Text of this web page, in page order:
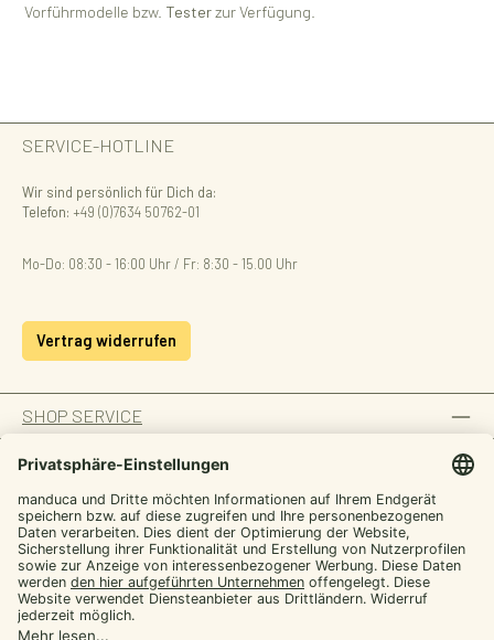
Vorführmodelle bzw. Testerzur Verfügung.
SERVICE-HOTLINE
Wir sind persönlich für Dich da:
Telefon: +49 (0)7634 50762-01
Mo-Do: 08:30 - 16:00 Uhr / Fr: 8:30 - 15.00 Uhr
Vertrag widerrufen
SHOP SERVICE
INFORMATION
ZAHLUNGSARTEN
SICHER EINKAUFEN
UNSERE COMMUNITIES
Von manduca,
für dich
Werde manduca Insider und hol dir Tipps rund
ums Tragen plus exklusive Aktionen